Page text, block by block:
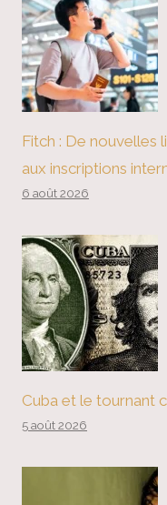
Fitch : De nouvelles
aux inscriptions
6 août 2026
Cuba et le tournant
5 août 2026